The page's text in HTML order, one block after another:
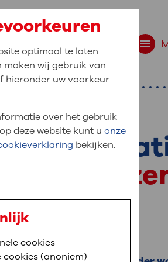
op
,Digitalisering
gegevens
kunt u uw medische
breidt MijnOLVG
een
optimaal te laten
wij gebruik van
hieronder uw voorkeur
over het gebruik
deze website kunt u onze
bekijken.
cookies
cookies (anoniem)